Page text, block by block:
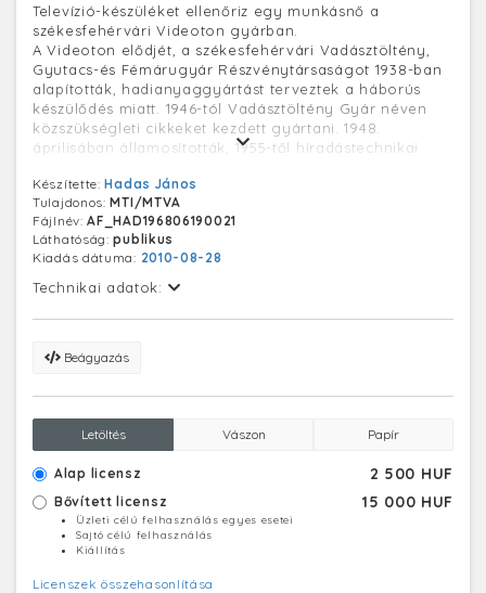
Televízió-készüléket ellenőriz egy munkásnő a
székesfehérvári Videoton gyárban.
A Videoton elődjét, a székesfehérvári Vadásztöltény,
Gyutacs-és Fémárugyár Részvénytársaságot 1938-ban
alapították, hadianyaggyártást terveztek a háborús
készülődés miatt. 1946-tól Vadásztöltény Gyár néven
közszükségleti cikkeket kezdett gyártani. 1948.
áprilisában államosították, 1955-től híradástechnikai
televíziókészülékeket is), neve VIDEOTON Rádió- és
Televíziógyárra változott. A nyolcvanas évek végétől
Videoton Elektronikai Vállalatként működött, 1991-ben
felszámolták, privatizálták az új cég Videoton Holding
Rt. néven beszállítóként kezdte meg tevékenységét.
1994-től új gyártócsarnokok épültek, a cég egy sor
együttműködésre.
Készítette:Hadas János
Tulajdonos:MTI/MTVA
Fájlnév:AF_HAD196806190021
Láthatóság:publikus
Kiadás dátuma: 2010-08-28
Technikai adatok:
Beágyazás
Letöltés Vászon Papír
Alap licensz 2 500 HUF
Bővített licensz 15 000 HUF
Üzleti célú felhasználás egyes esetei
Sajtó célú felhasználás
Kiállítás
Licenszek összehasonlítása